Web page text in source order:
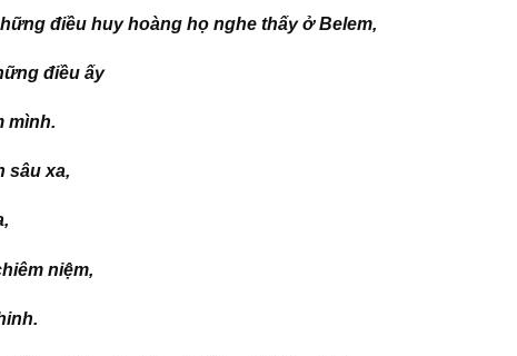
điều huy hoàng họ nghe thấy ở Belem,
điều ấy
mình.
sâu xa,
niệm,